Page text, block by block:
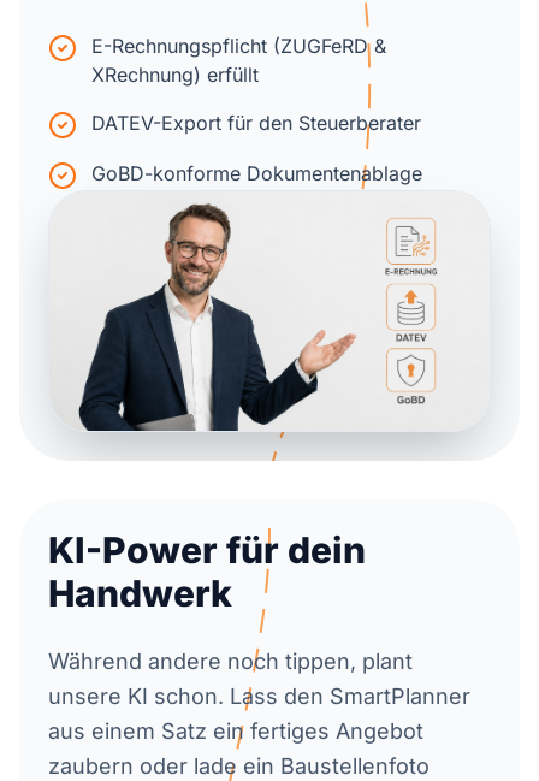
E-Rechnungspflicht (ZUGFeRD &
XRechnung) erfüllt
DATEV-Export für den Steuerberater
GoBD-konforme Dokumentenablage
KI-Power für dein
Handwerk
Während andere noch tippen, plant
unsere KI schon. Lass den SmartPlanner
aus einem Satz ein fertiges Angebot
zaubern oder lade ein Baustellenfoto